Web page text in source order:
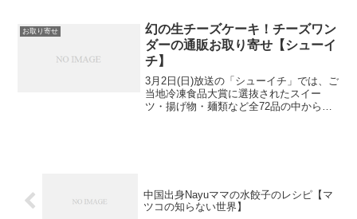
よ。というわけでりんたろー絶賛！北海
道バイオインダス...
お取り寄せ
幻の生チーズケーキ！チーズワン
ダーの通販お取り寄せ【シューイ
チ】
3月2日(日)放送の「シューイチ」では、ご
当地冷凍食品大賞に選抜されたスイー
ツ・揚げ物・麺類など全72品の中から審
中国出身Nayuママの水餃子のレシピ【マ
ツコの知らない世界】